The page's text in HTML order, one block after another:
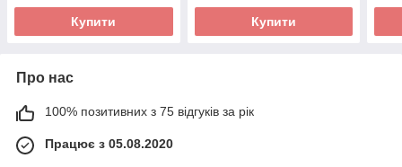
Купити Купити
Про нас
100% позитивних з 75 відгуків за рік
Працює з 05.08.2020